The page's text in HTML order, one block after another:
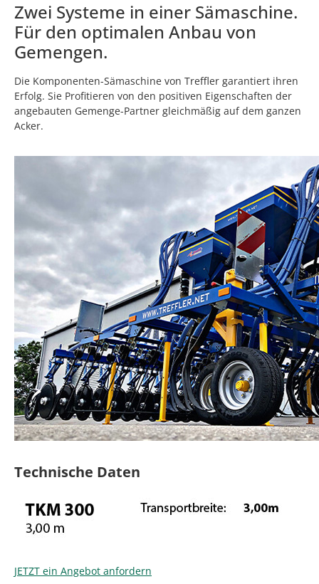
Zwei Systeme in einer Sämaschine.
Für den optimalen Anbau von
Gemengen.
Die Komponenten-Sämaschine von Treffler garantiert ihren
Erfolg. Sie Profitieren von den positiven Eigenschaften der
angebauten Gemenge-Partner gleichmäßig auf dem ganzen
Acker.
Technische Daten
JETZT ein Angebot anfordern